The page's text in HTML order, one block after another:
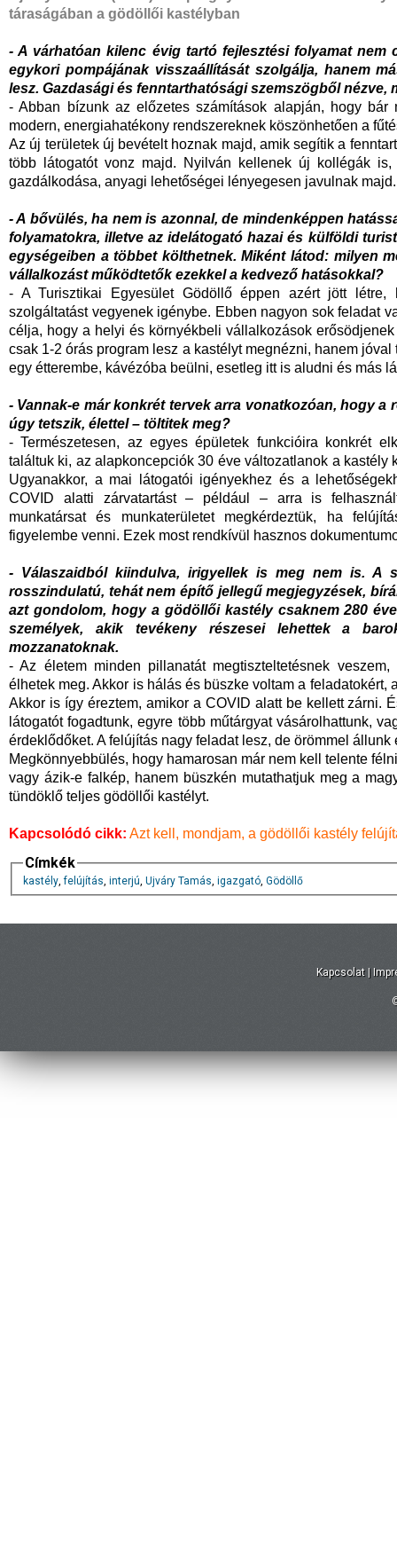
táraságában a gödöllői kastélyban
- A várhatóan kilenc évig tartó fejlesztési folyamat
egykori pompájának visszaállítását szolgálja, hanem
lesz. Gazdasági és fenntarthatósági szemszögből nézve,
- Abban bízunk az előzetes számítások alapján, hogy
modern, energiahatékony rendszereknek köszönhetően a
Az új területek új bevételt hoznak majd, amik segítik a
több látogatót vonz majd. Nyilván kellenek új kollégák
gazdálkodása, anyagi lehetőségei lényegesen javulnak majd.
- A bővülés, ha nem is azonnal, de mindenképpen
folyamatokra, illetve az idelátogató hazai és külföldi
egységeiben a többet költhetnek. Miként látod: milyen
vállalkozást működtetők ezekkel a kedvező hatásokkal?
- A Turisztikai Egyesület Gödöllő éppen azért jött
szolgáltatást vegyenek igénybe. Ebben nagyon sok feladat
célja, hogy a helyi és környékbeli vállalkozások
csak 1-2 órás program lesz a kastélyt megnézni, hanem
egy étterembe, kávézóba beülni, esetleg itt is aludni és más
- Vannak-e már konkrét tervek arra vonatkozóan, hogy a
úgy tetszik, élettel – töltitek meg?
- Természetesen, az egyes épületek funkcióira konkrét
találtuk ki, az alapkoncepciók 30 éve változatlanok a
Ugyanakkor, a mai látogatói igényekhez és a
COVID alatti zárvatartást – például – arra is
munkatársat és munkaterületet megkérdeztük, ha
figyelembe venni. Ezek most rendkívül hasznos
- Válaszaidból kiindulva, irigyellek is meg nem is. A
rosszindulatú, tehát nem építő jellegű megjegyzések,
azt gondolom, hogy a gödöllői kastély csaknem 280
személyek, akik tevékeny részesei lehettek a
mozzanatoknak.
- Az életem minden pillanatát megtiszteltetésnek
élhetek meg. Akkor is hálás és büszke voltam a
Akkor is így éreztem, amikor a COVID alatt be kellett zárni.
látogatót fogadtunk, egyre több műtárgyat vásárolhattunk,
érdeklődőket. A felújítás nagy feladat lesz, de örömmel állunk
Megkönnyebbülés, hogy hamarosan már nem kell telente
vagy ázik-e falkép, hanem büszkén mutathatjuk meg a
tündöklő teljes gödöllői kastélyt.
Kapcsolódó cikk: Azt kell, mondjam, a gödöllői kastély
Címkék
kastély,felújítás, interjú, Ujváry Tamás, igazgató, Gödöllő
Kapcsolat |